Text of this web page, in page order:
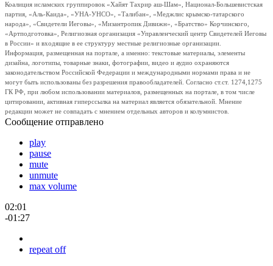
Коалиция исламских группировок «Хайят Тахрир аш-Шам», Национал-Большевистская
партия, «Аль-Каида», «УНА-УНСО», «Талибан», «Меджлис крымско-татарского
народа», «Свидетели Иеговы», «Мизантропик Дивижн», «Братство» Корчинского,
«Артподготовка», Религиозная организация «Управленческий центр Свидетелей Иеговы
в России» и входящие в ее структуру местные религиозные организации.
Информация, размещенная на портале, а именно: текстовые материалы, элементы
дизайна, логотипы, товарные знаки, фотографии, видео и аудио охраняются
законодательством Российской Федерации и международными нормами права и не
могут быть использованы без разрешения правообладателей. Согласно ст.ст. 1274,1275
ГК РФ, при любом использовании материалов, размещенных на портале, в том числе
цитировании, активная гиперссылка на материал является обязательной. Мнение
редакции может не совпадать с мнением отдельных авторов и колумнистов.
Сообщение отправлено
play
pause
mute
unmute
max volume
02:01
-01:27
repeat off